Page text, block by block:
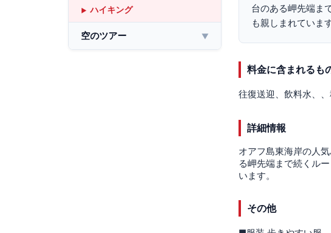
ハイキング
空のツアー ▼
台のある岬先端ま
も親しまれています
料金に含まれるも
往復送迎、飲料水、
詳細情報
オアフ島東海岸の人
る岬先端まで続くル
います。
その他